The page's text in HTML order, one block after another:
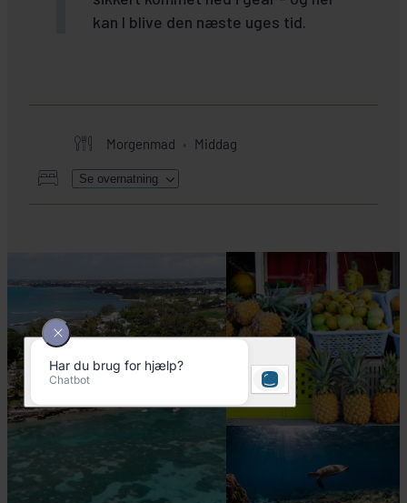
kan I blive den næste uges tid.
Morgenmad Middag
Se overnatning
HER SKAL I BO